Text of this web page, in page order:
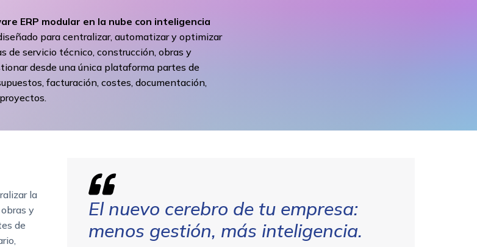
ERP modular en la nube con inteligencia
para centralizar, automatizar y optimizar
de servicio técnico, construcción, obras y
desde una única plataforma partes de
facturación, costes, documentación,
la
y
de
El nuevo cerebro de tu empresa:
menos gestión, más inteligencia.